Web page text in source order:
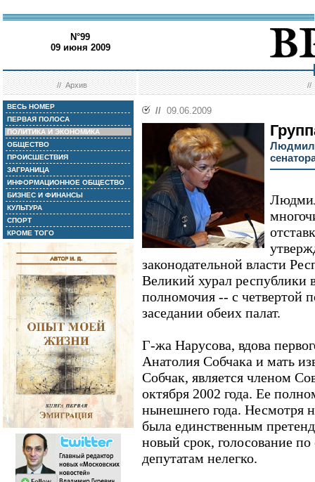
N°99
09 июня 2009
//Архив //
ВЕСЬ НОМЕР
ПЕРВАЯ ПОЛОСА
ПОЛИТИКА И ЭКОНОМИКА
ОБЩЕСТВО
ПРОИСШЕСТВИЯ
ЗАГРАНИЦА
ИНФОРМАЦИОННОЕ ОБЩЕСТВО
БИЗНЕС И ФИНАНСЫ
КУЛЬТУРА
СПОРТ
КРОМЕ ТОГО
// 09.06.2009
законодательной власти
Великий хурал республики
полномочия -- с четвертой
заседании обеих палат.
Г-жа Нарусова, вдова
Анатолия Собчака и мать
Собчак, является членом
октября 2002 года. Ее
нынешнего года. Несмотря
была единственным
новый срок, голосование по
депутатам нелегко.